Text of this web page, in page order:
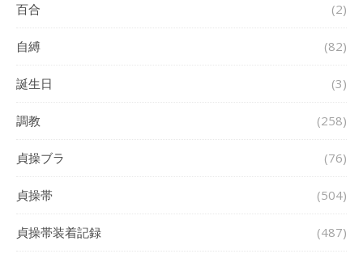
百合 (2)
自縛 (82)
誕生日 (3)
調教 (258)
貞操ブラ (76)
貞操帯 (504)
貞操帯装着記録 (487)